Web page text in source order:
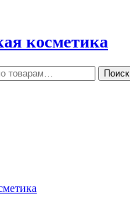
косметика
Поиск